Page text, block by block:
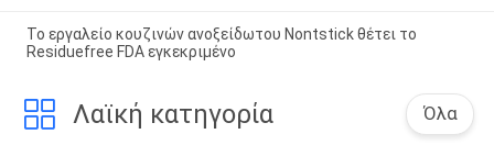
Το εργαλείο κουζινών ανοξείδωτου Nontstick θέτει το
Residuefree FDA εγκεκριμένο
Λαϊκή κατηγορία Όλα